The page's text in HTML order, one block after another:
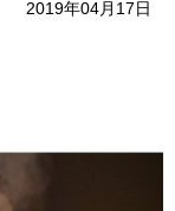
2019年04月17日